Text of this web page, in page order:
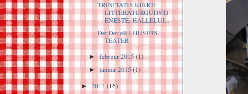
TRINITATIS KIRKE:
LITTERATURGUDSTJ
ENESTE: HALLELUJ...
Det Der eR I HUSETS
TEATER
►februar 2015(1)
►januar 2015(1)
►2014(16)